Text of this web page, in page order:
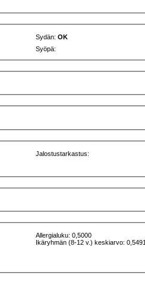
Sydän:OK
Syöpä:
Jalostustarkastus:
Allergialuku: 0,5000
Ikäryhmän (8-12 v.) keskiarvo: 0,5491